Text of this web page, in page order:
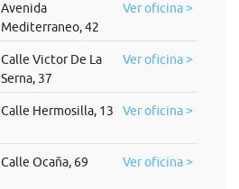
Avenida
Mediterraneo, 42
Ver oficina >
Calle Victor De La
Serna, 37
Ver oficina >
Calle Hermosilla, 13 Ver oficina >
Calle Ocaña, 69 Ver oficina >